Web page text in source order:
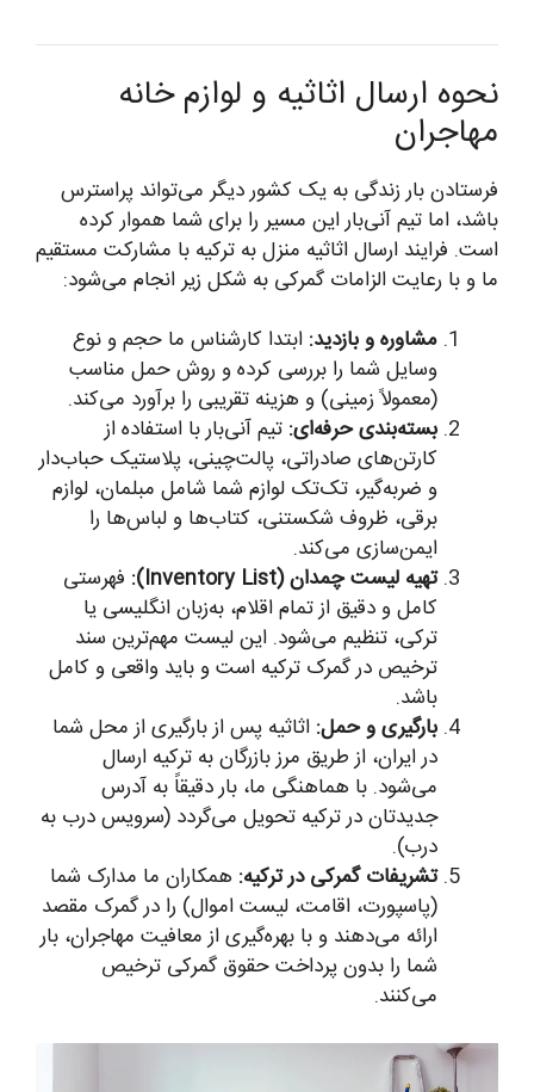
نحوه ارسال اثاثیه و لوازم خانه
مهاجران
فرستادن بار زندگی به یک کشور دیگر می‌تواند پراسترس
باشد، اما تیم آنی‌بار این مسیر را برای شما هموار کرده
است. فرایند ارسال اثاثیه منزل به ترکیه با مشارکت مستقیم
ما و با رعایت الزامات گمرکی به شکل زیر انجام می‌شود:
مشاوره و بازدید: ابتدا کارشناس ما حجم و نوع
وسایل شما را بررسی کرده و روش حمل مناسب
(معمولاً زمینی) و هزینه تقریبی را برآورد می‌کند.
بسته‌بندی حرفه‌ای: تیم آنی‌بار با استفاده از
کارتن‌های صادراتی، پالت‌چینی، پلاستیک حباب‌دار
و ضربه‌گیر، تک‌تک لوازم شما شامل مبلمان، لوازم
برقی، ظروف شکستنی، کتاب‌ها و لباس‌ها را
ایمن‌سازی می‌کند.
تهیه لیست چمدان (Inventory List):
فهرستی
کامل و دقیق از تمام اقلام، به‌زبان انگلیسی یا
ترکی، تنظیم می‌شود. این لیست مهم‌ترین سند
ترخیص در گمرک ترکیه است و باید واقعی و کامل
باشد.
بارگیری و حمل: اثاثیه پس از بارگیری از محل شما
در ایران، از طریق مرز بازرگان به ترکیه ارسال
می‌شود. با هماهنگی ما، بار دقیقاً به آدرس
جدیدتان در ترکیه تحویل می‌گردد (سرویس درب به
درب).
تشریفات گمرکی در ترکیه: همکاران ما مدارک شما
(پاسپورت، اقامت، لیست اموال) را در گمرک مقصد
ارائه می‌دهند و با بهره‌گیری از معافیت مهاجران، بار
شما را بدون پرداخت حقوق گمرکی ترخیص
می‌کنند.